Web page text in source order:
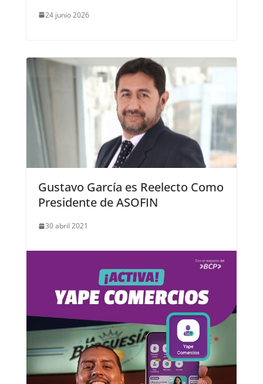
24 junio 2026
Gustavo García es Reelecto Como
Presidente de ASOFIN
30 abril 2021